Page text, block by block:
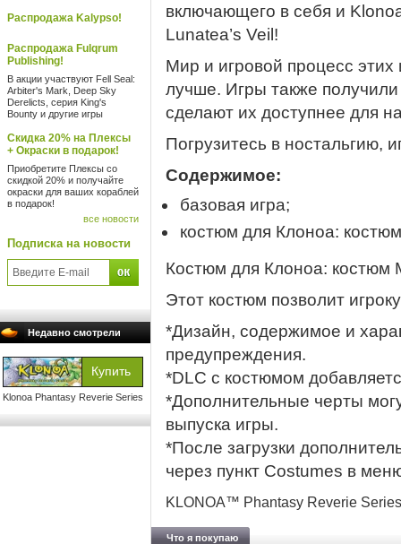
Распродажа Kalypso!
Распродажа Fulqrum
Publishing!
В акции участвуют Fell Seal:
Arbiter's Mark, Deep Sky
Derelicts, серия King's
Bounty и другие игры
Скидка 20% на Плексы
+ Окраски в подарок!
Приобретите Плексы со
скидкой 20% и получайте
окраски для ваших кораблей
в подарок!
все новости
Подписка на новости
Недавно смотрели
Klonoa Phantasy Reverie Series
включающего в себя и
Lunatea’s Veil!
Мир и игровой процесс
лучше. Игры также
сделают их доступнее для
Погрузитесь в ностальгию,
Содержимое:
базовая игра;
костюм для Клоноа:
Костюм для Клоноа: костюм
Этот костюм позволит
*Дизайн, содержимое и
предупреждения.
*DLC с костюмом
*Дополнительные черты
выпуска игры.
*После загрузки
через пункт Costumes в
KLONOA™ Phantasy Reverie
Что я покупаю